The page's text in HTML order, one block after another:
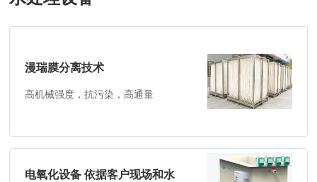
漫瑞膜分离技术
高机械强度，抗污染，高通量
电氧化设备 依据客户现场和水